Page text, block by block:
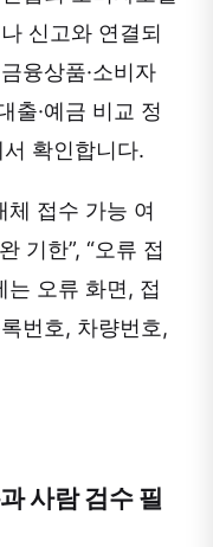
신고와 연결되
융상품·소비자
출·예금 비교 정
확인합니다.
체 접수 가능 여
기한”, “오류 접
는 오류 화면, 접
번호, 차량번호,
사람 검수 필